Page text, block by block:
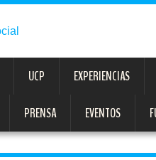
UCP EXPERIENCIAS
PRENSA EVENTOS